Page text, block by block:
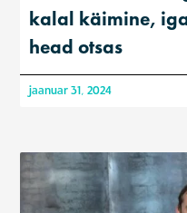
kalal käimine,
head otsas
jaanuar 31, 2024